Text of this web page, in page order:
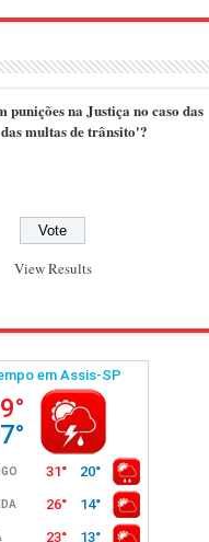
punições na Justiça no caso das
multas de trânsito'?
View Results